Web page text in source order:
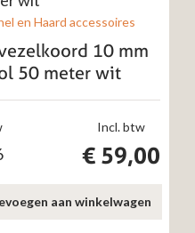
en Haard accessoires
10 mm
50 meter wit
Incl. btw
€59,00
aan winkelwagen